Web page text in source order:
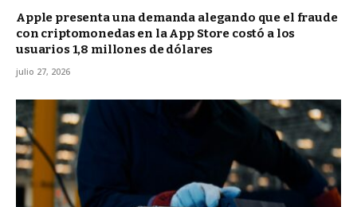
Apple presenta una demanda alegando que el fraude
con criptomonedas en la App Store costó a los
usuarios 1,8 millones de dólares
julio 27, 2026